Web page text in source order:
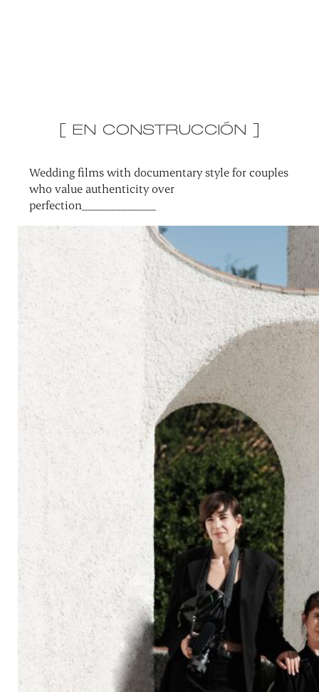
[ EN CONSTRUCCIÓN ]
Wedding films with documentary style for couples
who value authenticity over
perfection_____________